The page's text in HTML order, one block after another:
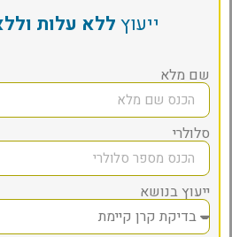
ייעוץללא עלות
שם מלא
סלולרי
ייעוץ בנושא